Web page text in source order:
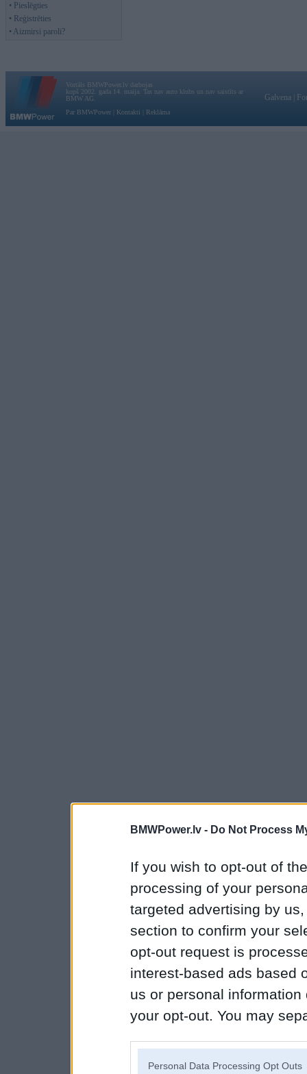
BMWPower.lv - Do Not Process
If you wish to opt-out of
processing of your
targeted advertising by
section to confirm your
opt-out request is
interest-based ads based
us or personal
your opt-out. You may
Personal Data Processing Opt Outs
• Pieslēgties
• Reģistrēties
• Aizmirsi paroli?
Vortāls BMWPower.lv darbojas
kopš 2002. gada 14. maija. Tas nav auto klubs un nav saistīts ar
BMW AG.
Par BMWPower
Kontakti Reklāma
Galvena